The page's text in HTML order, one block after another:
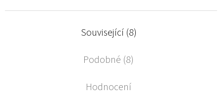
Související (8)
Podobné (8)
Hodnocení